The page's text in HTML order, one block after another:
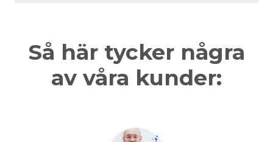
Så här tycker några
av våra kunder: